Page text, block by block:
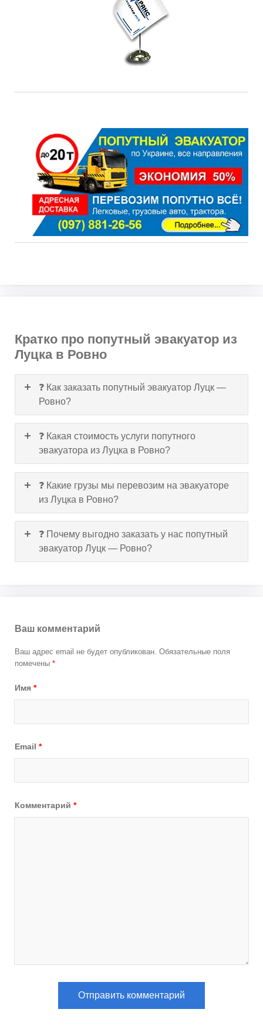
Кратко про попутный эвакуатор из
Луцка в Ровно
❓ Как заказать попутный эвакуатор Луцк —
Ровно?
❓ Какая стоимость услуги попутного
эвакуатора из Луцка в Ровно?
❓ Какие грузы мы перевозим на эвакуаторе
из Луцка в Ровно?
❓ Почему выгодно заказать у нас попутный
эвакуатор Луцк — Ровно?
Ваш комментарий
Ваш адрес email не будет опубликован. Обязательные поля
помечены *
Имя *
Email *
Комментарий *